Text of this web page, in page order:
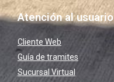
Atención al usuario
Cliente Web
Guía de tramites
Sucursal Virtual